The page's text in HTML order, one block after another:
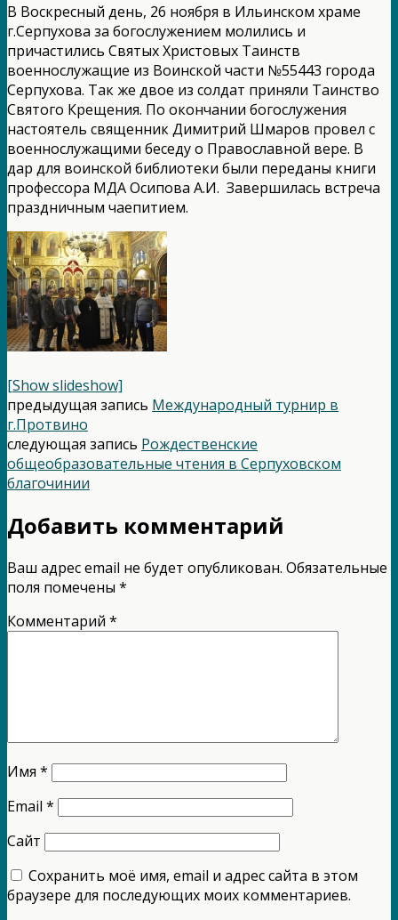
В Воскресный день, 26 ноября в Ильинском храме
г.Серпухова за богослужением молились и
причастились Святых Христовых Таинств
военнослужащие из Воинской части №55443 города
Серпухова. Так же двое из солдат приняли Таинство
Святого Крещения. По окончании богослужения
настоятель священник Димитрий Шмаров провел с
военнослужащими беседу о Православной вере. В
дар для воинской библиотеки были переданы книги
профессора МДА Осипова А.И. Завершилась встреча
праздничным чаепитием.
[Show slideshow]
предыдущая запись Международный турнир в
г.Протвино
следующая запись Рождественские
общеобразовательные чтения в Серпуховском
благочинии
Добавить комментарий
Ваш адрес email не будет опубликован. Обязательные
поля помечены *
Комментарий *
Имя *
Email *
Сайт
Сохранить моё имя, email и адрес сайта в этом
браузере для последующих моих комментариев.